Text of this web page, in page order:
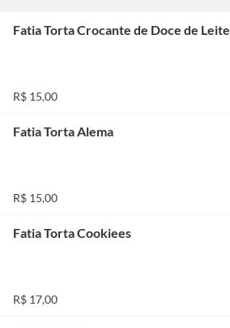
Fatia Torta Crocante de Doce de Leite
R$ 15,00
Fatia Torta Alema
R$ 15,00
Fatia Torta Cookiees
R$ 17,00